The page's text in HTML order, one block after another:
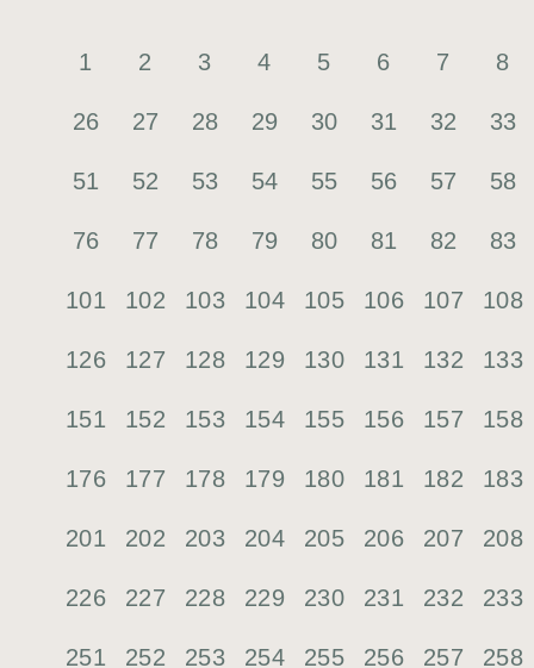
1 2 3 4 5 6 7 8
26 27 28 29 30 31 32 33
51 52 53 54 55 56 57 58
76 77 78 79 80 81 82 83
101 102 103 104 105 106 107 108
126 127 128 129 130 131 132 133
151 152 153 154 155 156 157 158
176 177 178 179 180 181 182 183
201 202 203 204 205 206 207 208
226 227 228 229 230 231 232 233
251 252 253 254 255 256 257 258